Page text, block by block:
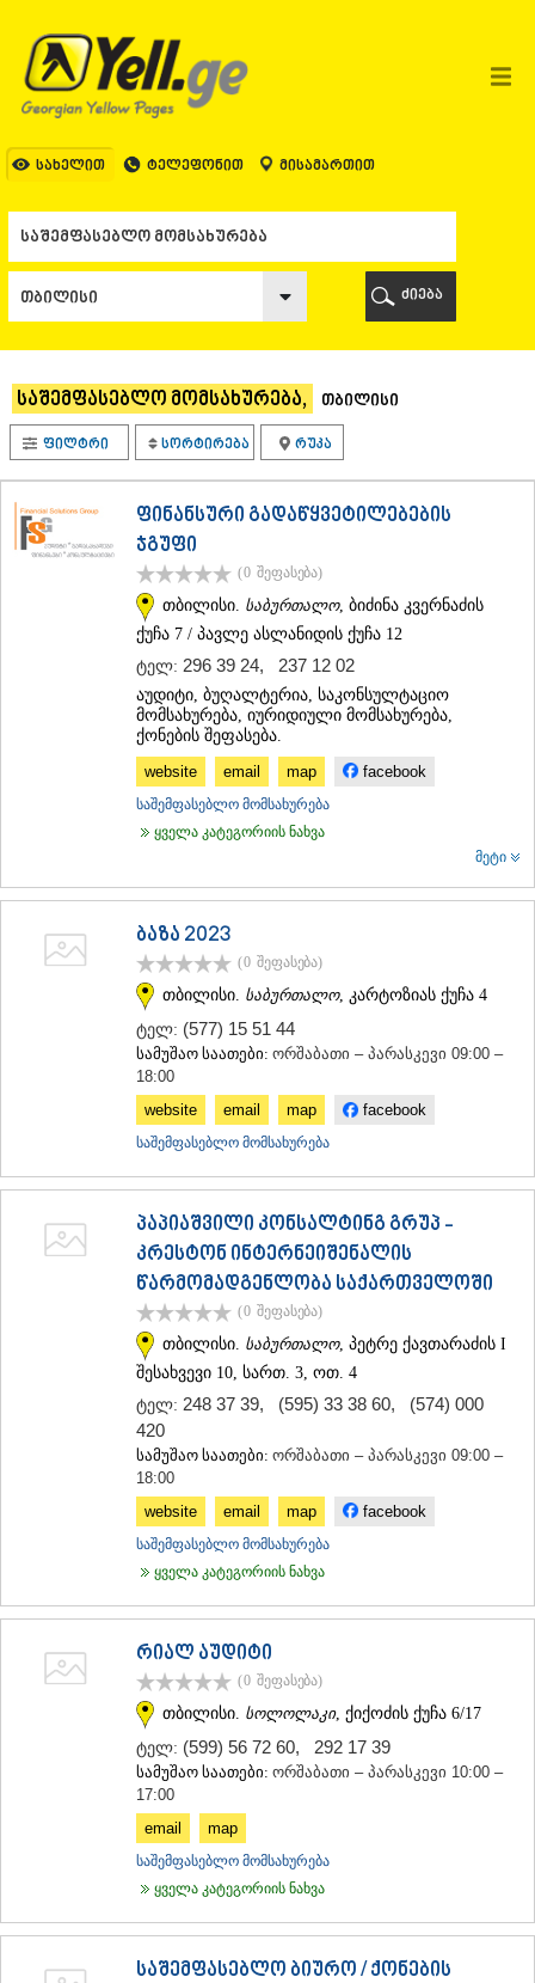
სახელით ტელეფონით მისამართით
ᲗᲑᲘᲚᲘᲡᲘ
ᲗᲑᲘᲚᲘᲡᲘ
ᲐᲤᲮᲐᲖᲔᲗᲘ
ᲒᲐᲚᲘ
ᲑᲐᲗᲣᲛᲘ
ᲥᲝᲑᲣᲚᲔᲗᲘ
ᲨᲣᲐᲮᲔᲕᲘ
ᲩᲐᲥᲕᲘ
ᲝᲖᲣᲠᲒᲔᲗᲘ
ᲩᲝᲮᲐᲢᲐᲣᲠᲘ
ᲣᲠᲔᲙᲘ
ᲘᲛᲔᲠᲔᲗᲘ
ᲑᲐᲦᲓᲐᲗᲘ
ᲕᲐᲜᲘ
ᲖᲔᲡᲢᲐᲤᲝᲜᲘ
ᲗᲔᲠᲯᲝᲚᲐ
ᲓᲔᲓᲝᲤᲚᲘᲡᲬᲧᲐᲠᲝ
ᲚᲐᲒᲝᲓᲔᲮᲘ
ᲡᲘᲦᲜᲐᲦᲘ
ᲧᲕᲐᲠᲔᲚᲘ
ᲛᲪᲮᲔᲗᲐ–ᲛᲗᲘᲐᲜᲔᲗᲘ
ᲡᲢᲔᲤᲐᲜᲬᲛᲘᲜᲓᲐ (ᲧᲐᲖᲑᲔᲒᲘ)
ᲠᲐᲭᲐ-ᲚᲔᲩᲮᲣᲛᲘ/ᲥᲕᲔᲛᲝ ᲡᲕᲐᲜᲔᲗᲘ
ᲐᲛᲑᲠᲝᲚᲐᲣᲠᲘ
ᲚᲔᲜᲢᲔᲮᲘ
ᲝᲜᲘ
ᲡᲐᲛᲔᲒᲠᲔᲚᲝ/ᲖᲔᲛᲝ ᲡᲕᲐᲜᲔᲗᲘ
ᲡᲐᲛᲪᲮᲔ–ᲯᲐᲕᲐᲮᲔᲗᲘ
ᲐᲡᲞᲘᲜᲫᲐ
ᲐᲮᲐᲚᲥᲐᲚᲐᲥᲘ
ᲜᲘᲜᲝᲬᲛᲘᲜᲓᲐ
ᲥᲕᲔᲛᲝ ᲥᲐᲠᲗᲚᲘ
ᲓᲛᲐᲜᲘᲡᲘ
ᲛᲐᲠᲜᲔᲣᲚᲘ
ძიება
საშემფასებლო მომსახურება, თბილისი
ფილტრი სორტირება რუკა
ფინანსური გადაწყვეტილებების
ჯგუფი
(0 შეფასება)
თბილისი. საბურთალო, ბიძინა კვერნაძის
ქუჩა 7 / პავლე ასლანიდის ქუჩა 12
ტელ: 296 39 24, 237 12 02
აუდიტი, ბუღალტერია, საკონსულტაციო
მომსახურება, იურიდიული მომსახურება,
ქონების შეფასება.
website
email map facebook
საშემფასებლო მომსახურება
ყველა კატეგორიის ნახვა
მეტი
ბაზა 2023
(0 შეფასება)
თბილისი. საბურთალო, კარტოზიას ქუჩა 4
ტელ: (577) 15 51 44
სამუშაო საათები: ორშაბათი – პარასკევი 09:00 –
18:00
website
email map facebook
საშემფასებლო მომსახურება
პაპიაშვილი კონსალტინგ გრუპ -
კრესტონ ინტერნეიშენალის
წარმომადგენლობა საქართველოში
(0 შეფასება)
თბილისი. საბურთალო, პეტრე ქავთარაძის I
შესახვევი 10, სართ. 3, ოთ. 4
ტელ: 248 37 39, (595) 33 38 60, (574) 000
420
სამუშაო საათები: ორშაბათი – პარასკევი 09:00 –
18:00
website
email map facebook
საშემფასებლო მომსახურება
ყველა კატეგორიის ნახვა
რიალ აუდიტი
(0 შეფასება)
თბილისი. სოლოლაკი, ქიქოძის ქუჩა 6/17
ტელ: (599) 56 72 60, 292 17 39
სამუშაო საათები: ორშაბათი – პარასკევი 10:00 –
17:00
email
map
საშემფასებლო მომსახურება
ყველა კატეგორიის ნახვა
საშემფასებლო ბიურო / ქონების